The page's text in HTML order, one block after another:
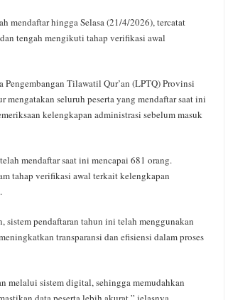
mendaftar hingga Selasa (21/4/2026), tercatat
tengah mengikuti tahap verifikasi awal
Pengembangan Tilawatil Qur’an (LPTQ) Provinsi
seluruh peserta yang mendaftar saat ini
kelengkapan administrasi sebelum masuk
mendaftar saat ini mencapai 681 orang.
tahap verifikasi awal terkait kelengkapan
sistem pendaftaran tahun ini telah menggunakan
transparansi dan efisiensi dalam proses
melalui sistem digital, sehingga memudahkan